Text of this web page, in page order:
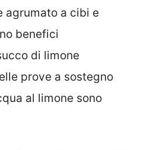
agrumato a cibi e
benefici
di limone
prove a sostegno
al limone sono